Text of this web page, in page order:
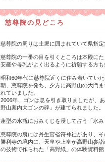
慈尊院の見どころ
慈尊院の周りは土堀に囲まれていて県指定
慈尊院の一番の目を引くところは本殿に
安産や母乳がよく出るように祈願する方
昭和60年代に慈尊院近くに住み着いてい
朝、慈尊院を発ち、夕方に高野山の大門
れていました。
2006年、ゴンは息を引き取りましたが、
野山案内犬ゴンの碑」が建てられました。
蓮型の水瓶におみくじを浸して占う「水み
慈尊院の裏には丹生官省符神社があり、そ
勝利寺の境内に、天皇や上皇が高野山参
の技術で作られた「高野紙」の体験資料